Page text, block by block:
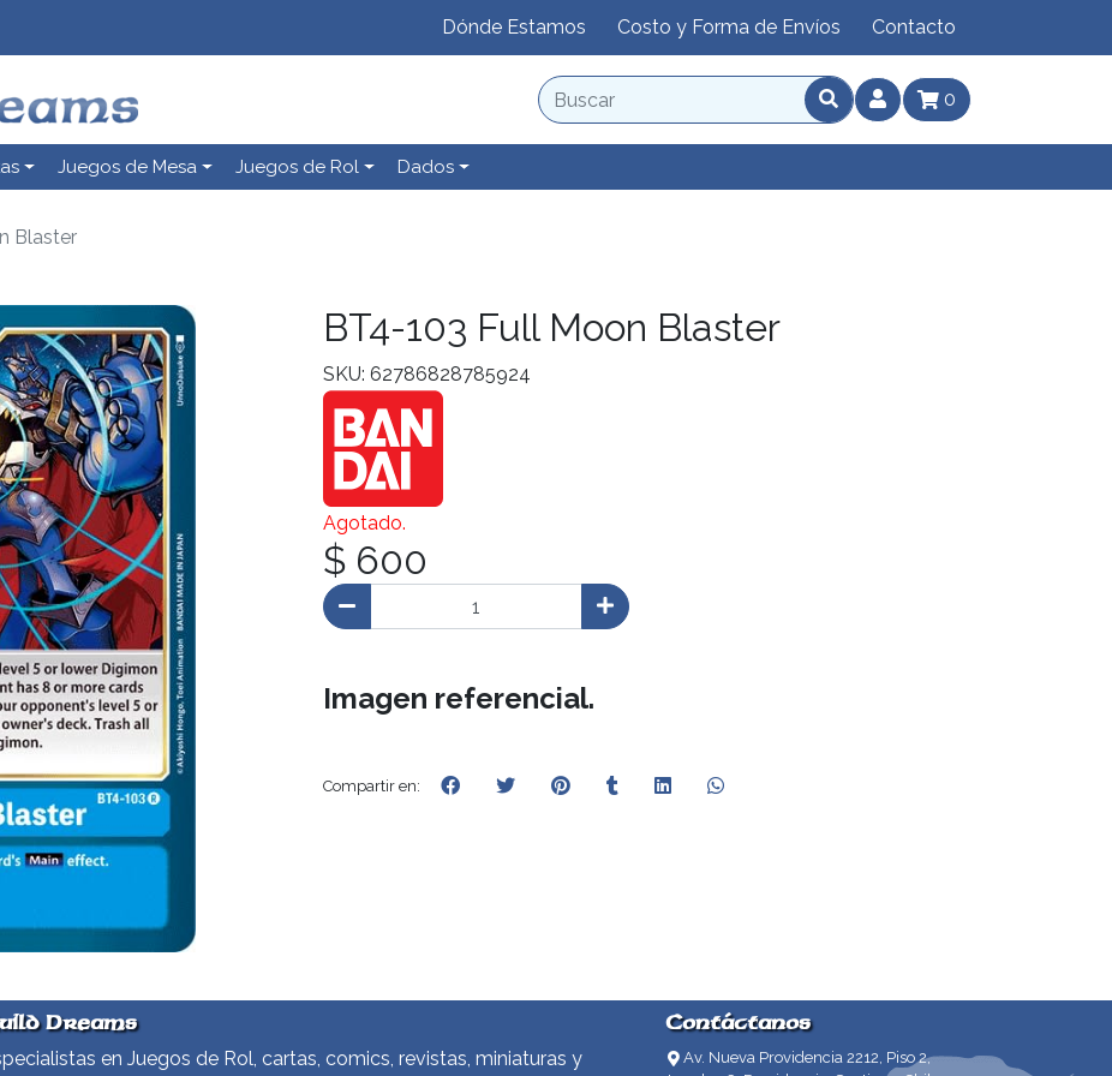
Dónde Estamos Costo y Forma de Envíos Contacto
0
Juegos de Mesa Juegos de Rol Dados
Blaster
BT4-103 Full Moon Blaster
SKU: 62786828785924
Agotado.
$ 600
Imagen referencial.
Compartir en:
Dreams
en Juegos de Rol, cartas, comics, revistas, miniaturas y
Contáctanos
Av. Nueva Providencia 2212, Piso 2,